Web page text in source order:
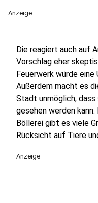
Anzeige
Die reagiert auch auf
Vorschlag eher
Feuerwerk würde eine
Außerdem macht es
Stadt unmöglich, dass
gesehen werden
Böllerei gibt es viele
Rücksicht auf Tiere
Anzeige